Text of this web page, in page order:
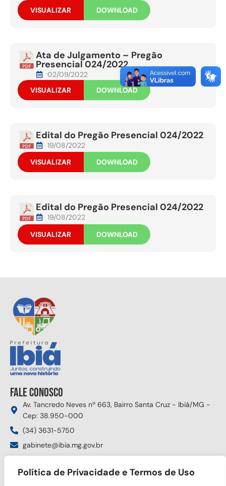
Política de Privacidade e Termos de Uso
VISUALIZAR
DOWNLOAD
Ata de Julgamento – Pregão
Presencial 024/2022
02/09/2022
VISUALIZAR
DOWNLOAD
Edital do Pregão Presencial 024/2022
19/08/2022
VISUALIZAR
DOWNLOAD
Edital do Pregão Presencial 024/2022
19/08/2022
VISUALIZAR
DOWNLOAD
Fale conosco
Av. Tancredo Neves nº 663, Bairro Santa Cruz - Ibiá/MG -
Cep: 38.950-000
(34) 3631-5750
gabinete@ibia.mg.gov.br
Siga nas redes sociais